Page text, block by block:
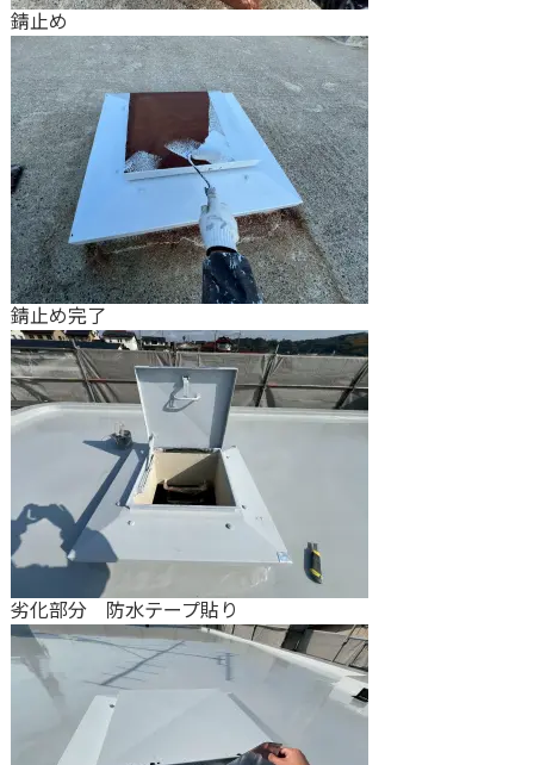
錆止め
錆止め完了
劣化部分 防水テープ貼り